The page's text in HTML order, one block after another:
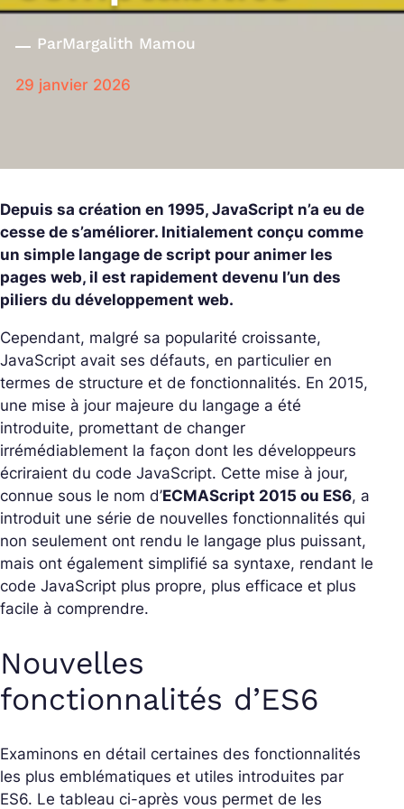
ParMargalith Mamou
29 janvier 2026
Depuis sa création en 1995, JavaScript n’a eu de
cesse de s’améliorer. Initialement conçu comme
un simple langage de script pour animer les
pages web, il est rapidement devenu l’un des
piliers du développement web.
Cependant, malgré sa popularité croissante,
JavaScript avait ses défauts, en particulier en
termes de structure et de fonctionnalités. En 2015,
une mise à jour majeure du langage a été
introduite, promettant de changer
irrémédiablement la façon dont les développeurs
écriraient du code JavaScript. Cette mise à jour,
connue sous le nom d’ECMAScript 2015 ou ES6, a
introduit une série de nouvelles fonctionnalités qui
non seulement ont rendu le langage plus puissant,
mais ont également simplifié sa syntaxe, rendant le
code JavaScript plus propre, plus efficace et plus
facile à comprendre.
Nouvelles
fonctionnalités d’ES6
Examinons en détail certaines des fonctionnalités
les plus emblématiques et utiles introduites par
ES6. Le tableau ci-après vous permet de les